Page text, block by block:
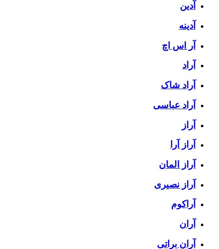
آدین
آدینه
آر اس اچ
آراد
آراد شاک
آراد عباسی
آراز
آراز آرا
آراز المان
آراز نصیری
آراکوم
آران
آران براتی